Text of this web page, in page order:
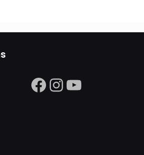
https://www.facebook.com/
Instagram
https://